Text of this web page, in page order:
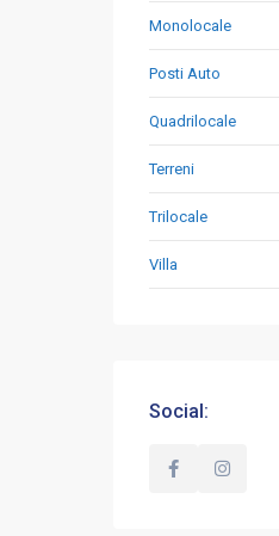
Monolocale
Posti Auto
Quadrilocale
Terreni
Trilocale
Villa
Social: